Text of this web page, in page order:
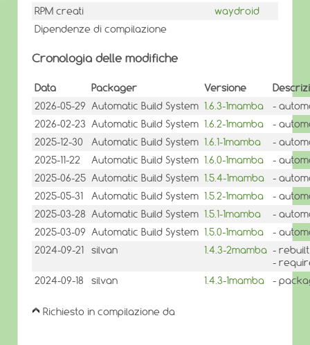
RPM creati
waydroid
Dipendenze di compilazione
Cronologia delle modifiche
Data Packager Versione
2026-05-29 Automatic Build System 1.6.3-1mamba
-
2026-02-23 Automatic Build System 1.6.2-1mamba
-
2025-12-30
Automatic Build System 1.6.1-1mamba
-
2025-11-22
Automatic Build System 1.6.0-1mamba
-
2025-06-25 Automatic Build System 1.5.4-1mamba
-
2025-05-31
Automatic Build System 1.5.2-1mamba
-
2025-03-28 Automatic Build System 1.5.1-1mamba
-
2025-03-09 Automatic Build System 1.5.0-1mamba
-
2024-09-21
silvan 1.4.3-2mamba - rebuilt
-
2024-09-18
silvan 1.4.3-1mamba -
Richiesto in compilazione da